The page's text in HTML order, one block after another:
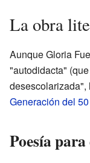
La obra
Aunque Gloria
"autodidacta"
desescolarizada",
Generación del 50
Poesía